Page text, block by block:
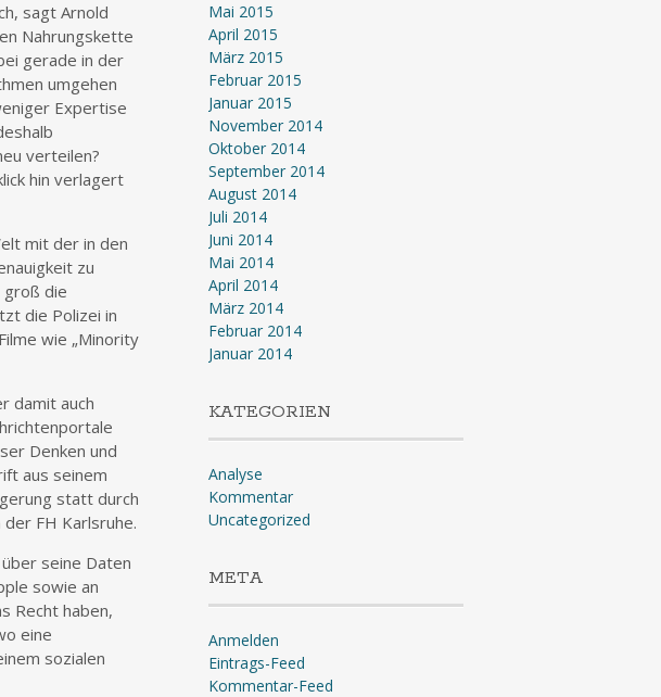
sagt Arnold
Nahrungskette
gerade in der
umgehen
Expertise
verteilen?
hin verlagert
mit der in den
zu
groß die
die Polizei in
wie „Minority
damit auch
Denken und
aus seinem
statt durch
FH Karlsruhe.
seine Daten
sowie an
Recht haben,
eine
sozialen
Mai 2015
April 2015
März 2015
Februar 2015
Januar 2015
November 2014
Oktober 2014
September 2014
August 2014
Juli 2014
Juni 2014
Mai 2014
April 2014
März 2014
Februar 2014
Januar 2014
KATEGORIEN
Analyse
Kommentar
Uncategorized
META
Anmelden
Eintrags-Feed
Kommentar-Feed